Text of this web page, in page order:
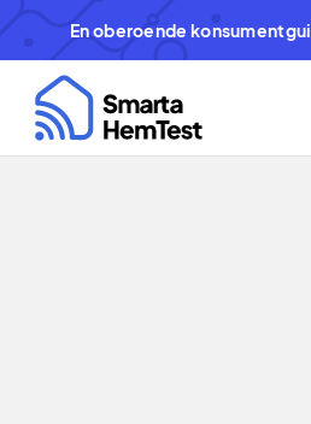
En oberoende